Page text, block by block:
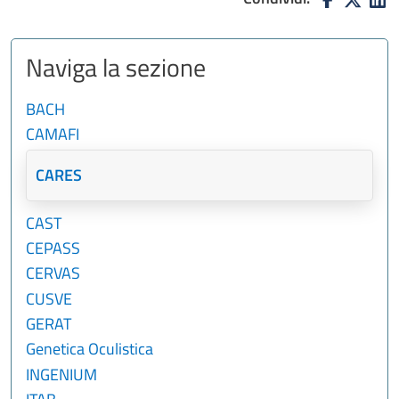
Naviga la sezione
BACH
CAMAFI
CARES
CAST
CEPASS
CERVAS
CUSVE
GERAT
Genetica Oculistica
INGENIUM